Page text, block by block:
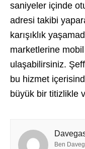
saniyeler içinde
adresi takibi
karışıklık
marketlerine
ulaşabilirsiniz.
bu hizmet
büyük bir titizlikle
Ben